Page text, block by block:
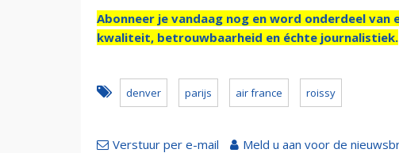
Abonneer je vandaag nog en word onderdeel van
kwaliteit, betrouwbaarheid en échte journalistiek.
denver parijs air france roissy
Verstuur per e-mail Meld u aan voor de